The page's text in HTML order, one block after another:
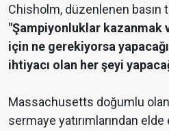
Chisholm, düzenlenen basın
"Şampiyonluklar kazanmak
için ne gerekiyorsa
ihtiyacı olan her şeyi
Massachusetts doğumlu
sermaye yatırımlarından